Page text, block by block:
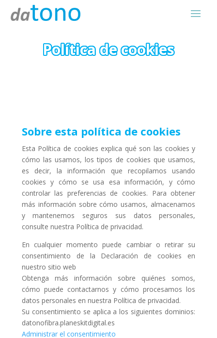
Política de cookies
Sobre esta política de cookies
Esta Política de cookies explica qué son las cookies y
cómo las usamos, los tipos de cookies que usamos,
es decir, la información que recopilamos usando
cookies y cómo se usa esa información, y cómo
controlar las preferencias de cookies. Para obtener
más información sobre cómo usamos, almacenamos
y mantenemos seguros sus datos personales,
consulte nuestra Política de privacidad.
En cualquier momento puede cambiar o retirar su
consentimiento de la Declaración de cookies en
nuestro sitio web
Obtenga más información sobre quiénes somos,
cómo puede contactarnos y cómo procesamos los
datos personales en nuestra Política de privacidad.
Su consentimiento se aplica a los siguientes dominios:
datonofibra.planeskitdigital.es
Administrar el consentimiento